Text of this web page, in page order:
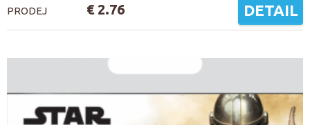
PRODEJ € 2.76 DETAIL